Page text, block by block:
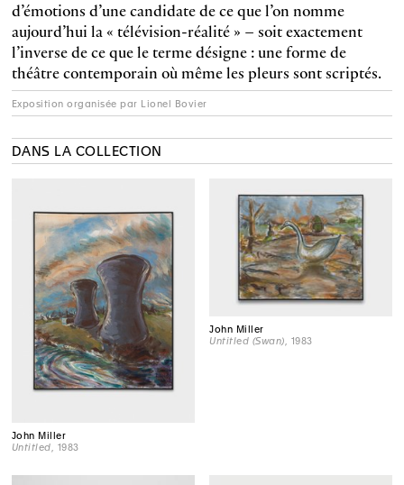
d’émotions d’une candidate de ce que l’on nomme
aujourd’hui la « télévision-réalité » – soit exactement
l’inverse de ce que le terme désigne : une forme de
théâtre contemporain où même les pleurs sont scriptés.
Exposition organisée par Lionel Bovier
DANS LA COLLECTION
John Miller
Untitled , 1983
John Miller
Untitled (Swan) , 1983